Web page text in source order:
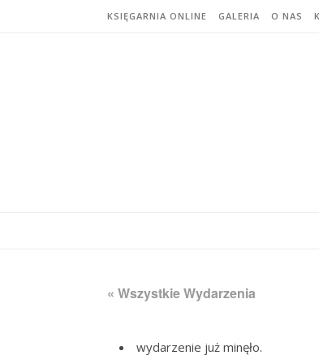
KSIĘGARNIA ONLINE GALERIA O NAS
« Wszystkie Wydarzenia
wydarzenie już minęło.